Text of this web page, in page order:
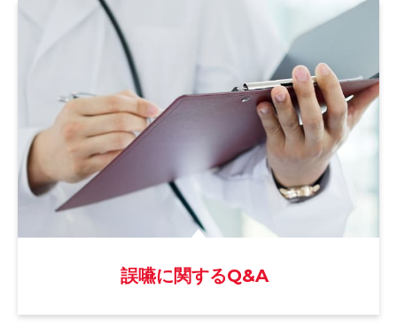
誤嚥に関するQ&A